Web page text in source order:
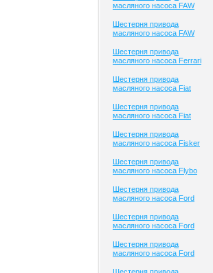
масляного насоса FAW
Шестерня привода
масляного насоса FAW
Шестерня привода
масляного насоса Ferrari
Шестерня привода
масляного насоса Fiat
Шестерня привода
масляного насоса Fiat
Шестерня привода
масляного насоса Fisker
Шестерня привода
масляного насоса Flybo
Шестерня привода
масляного насоса Ford
Шестерня привода
масляного насоса Ford
Шестерня привода
масляного насоса Ford